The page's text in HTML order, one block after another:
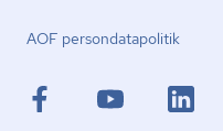
AOF per­son­da­ta­po­li­tik